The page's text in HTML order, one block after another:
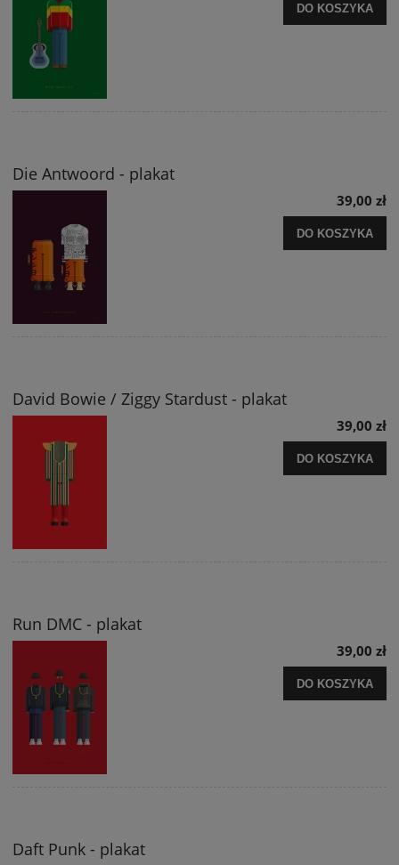
DO KOSZYKA
Die Antwoord - plakat
39,00 zł
DO KOSZYKA
David Bowie / Ziggy Stardust - plakat
39,00 zł
DO KOSZYKA
Run DMC - plakat
39,00 zł
DO KOSZYKA
Daft Punk - plakat